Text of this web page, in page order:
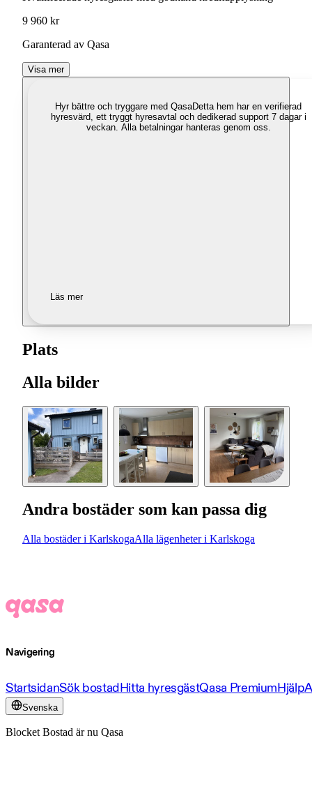
9 960 kr
Garanterad av Qasa
Visa mer
Hyr bättre och tryggare med QasaDetta hem har en verifierad
hyresvärd, ett tryggt hyresavtal och dedikerad support 7 dagar i
veckan. Alla betalningar hanteras genom oss.
Läs mer
Plats
Alla bilder
Andra bostäder som kan passa dig
Alla bostäder i KarlskogaAlla lägenheter i Karlskoga
Navigering
StartsidanSök bostadHitta hyresgästQasa PremiumHjälp
Svenska
Blocket Bostad är nu Qasa